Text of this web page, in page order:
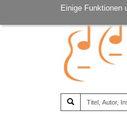
Einige Funktionen